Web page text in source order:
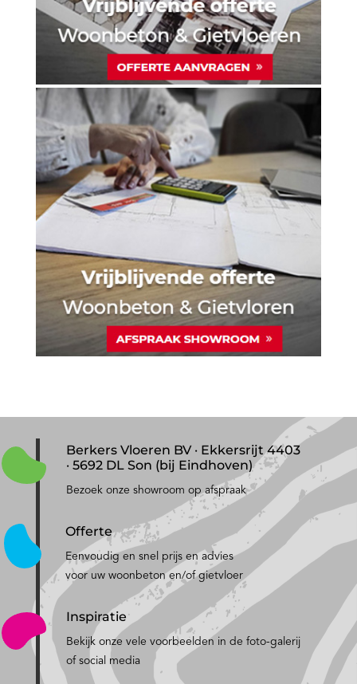
Berkers Vloeren BV · Ekkersrijt 4403
· 5692 DL Son (bij Eindhoven)
Bezoek onze showroom op afspraak
Offerte
Eenvoudig en snel prijs en advies
voor uw woonbeton en/of gietvloer
Inspiratie
Bekijk onze vele voorbeelden in de foto-galerij
of social media